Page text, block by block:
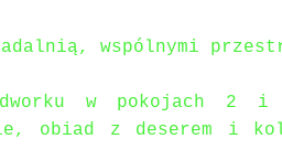
wspólnymi
w pokojach 2 i
obiad z deserem i